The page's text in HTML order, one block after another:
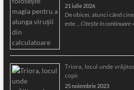
21 iulie 2026
De obicei, atunci când
este … Citește în continuare »
Triora, locul unde
copii
25 noiembrie 2023